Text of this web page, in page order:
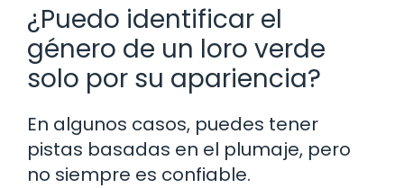
¿Puedo identificar el
género de un loro verde
solo por su apariencia?
En algunos casos, puedes tener
pistas basadas en el plumaje, pero
no siempre es confiable.